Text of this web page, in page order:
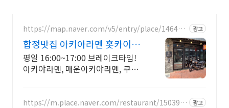
https://map.naver.com/v5/entry/place/146498
광고
합정맛집 아키아라멘 홋카이도
장인 전수 미소라멘
평일 16:00~17:00 브레이크타임!
아키야라멘, 매운아키야라멘, 쿠로
https://m.place.naver.com/restaurant/150392
광고